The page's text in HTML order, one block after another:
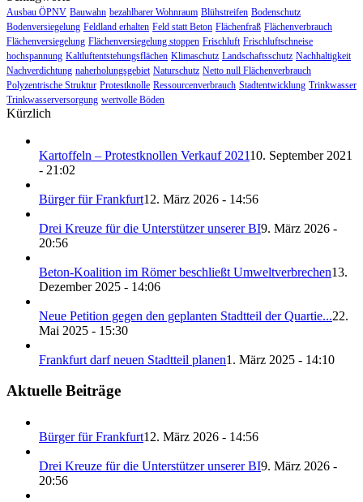
Ausbau ÖPNV Bauwahn bezahlbarer Wohnraum Blühstreifen Bodenschutz
Bodenversiegelung Feldland erhalten Feld statt Beton Flächenfraß Flächenverbrauch
Flächenversiegelung Flächenversiegelung stoppen Frischluft Frischluftschneise
hochspannung Kaltluftentstehungsflächen Klimaschutz Landschaftsschutz Nachhaltigkeit
Nachverdichtung naherholungsgebiet Naturschutz Netto null Flächenverbrauch
Polyzentrische Struktur Protestknolle Ressourcenverbrauch Stadtentwicklung Trinkwasser
Trinkwasserversorgung wertvolle Böden
Kürzlich
Kartoffeln – Protestknollen Verkauf 202110. September 2021
- 21:02
Bürger für Frankfurt12. März 2026 - 14:56
Drei Kreuze für die Unterstützer unserer BI9. März 2026 -
20:56
Beton-Koalition im Römer beschließt Umweltverbrechen13.
Dezember 2025 - 14:06
Neue Petition gegen den geplanten Stadtteil der Quartie...22.
Mai 2025 - 15:30
Frankfurt darf neuen Stadtteil planen1. März 2025 - 14:10
Aktuelle Beiträge
Bürger für Frankfurt12. März 2026 - 14:56
Drei Kreuze für die Unterstützer unserer BI9. März 2026 -
20:56